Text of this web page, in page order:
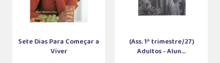
Sete Dias Para Começar a
Viver
(Ass. 1º trimestre/27)
Adultos - Alun...